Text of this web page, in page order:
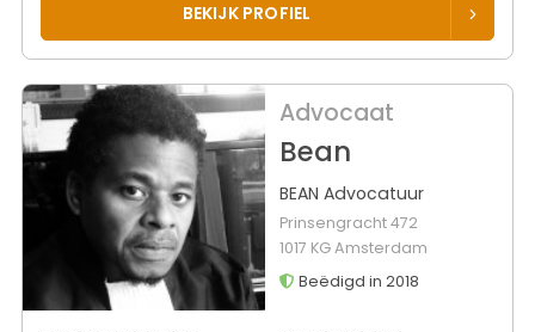
BEKIJK PROFIEL
Advocaat
Bean
BEAN Advocatuur
Prinsengracht 472
1017 KG Amsterdam
Beëdigd in 2018